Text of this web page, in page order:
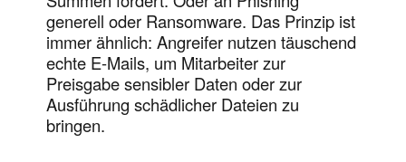
generell oder Ransomware. Das Prinzip ist
immer ähnlich: Angreifer nutzen täuschend
echte E-Mails, um Mitarbeiter zur
Preisgabe sensibler Daten oder zur
Ausführung schädlicher Dateien zu
bringen.